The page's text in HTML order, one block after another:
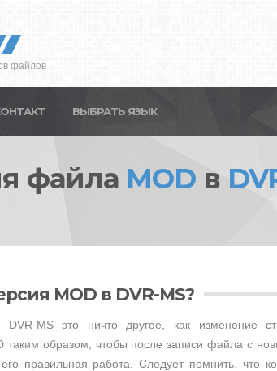
файлов
ВЫБРАТЬ ЯЗЫК
файла MOD в
MOD в DVR-MS?
MS это ничто другое, как изменение
таким образом, чтобы после записи файла с
правильная работа. Следует помнить, что